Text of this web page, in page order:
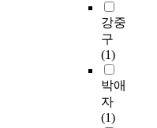
강중
구
(1)
박애
자
(1)